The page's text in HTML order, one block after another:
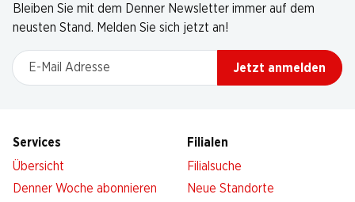
Bleiben Sie mit dem Denner Newsletter immer auf dem
neusten Stand. Melden Sie sich jetzt an!
E-Mail Adresse
Jetzt anmelden
Services
Übersicht
Denner Woche abonnieren
Filialen
Filialsuche
Neue Standorte